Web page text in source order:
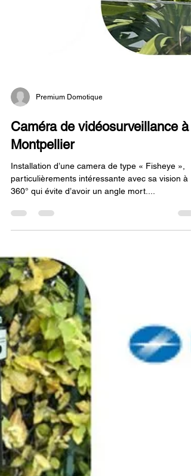
Caméra de vidéosurveillance à
Montpellier
Installation d’une camera de type « Fisheye »,
particulièrements intéressante avec sa vision à
360° qui évite d’avoir un angle mort....